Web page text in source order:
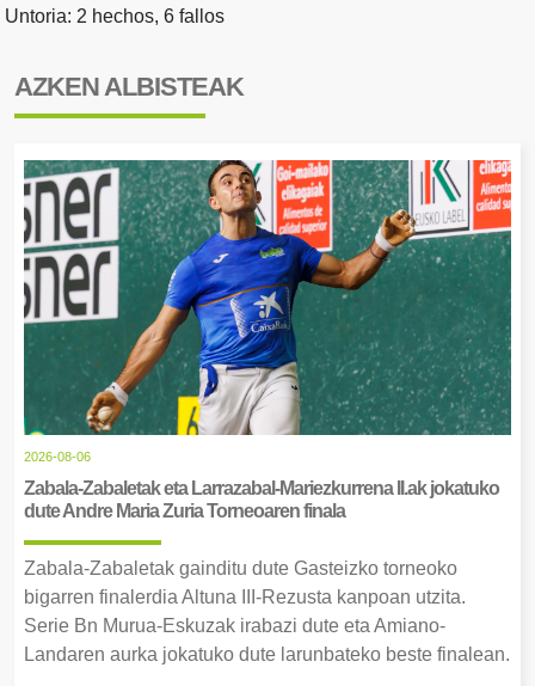
Untoria: 2 hechos, 6 fallos
AZKEN ALBISTEAK
2026-08-06
Zabala-Zabaletak eta Larrazabal-Mariezkurrena II.ak jokatuko
dute Andre Maria Zuria Torneoaren finala
Zabala-Zabaletak gainditu dute Gasteizko torneoko
bigarren finalerdia Altuna III-Rezusta kanpoan utzita.
Serie Bn Murua-Eskuzak irabazi dute eta Amiano-
Landaren aurka jokatuko dute larunbateko beste finalean.